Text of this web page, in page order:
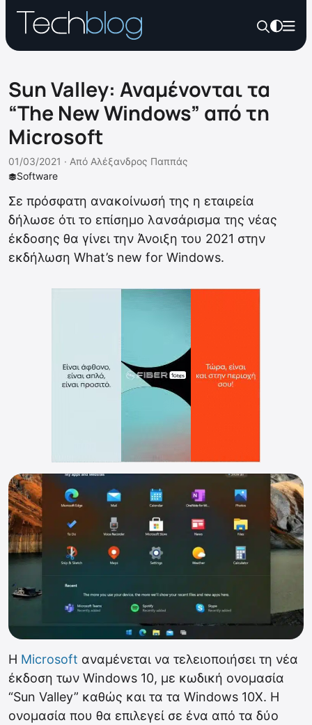
Sun Valley: Αναμένονται τα
“The New Windows” από τη
Microsoft
Software
01/03/2021 · Από Αλέξανδρος Παππάς
Σε πρόσφατη ανακοίνωσή της η εταιρεία
δήλωσε ότι το επίσημο λανσάρισμα της νέας
έκδοσης θα γίνει την Άνοιξη του 2021 στην
εκδήλωση What’s new for Windows.
H Microsoft αναμένεται να τελειοποιήσει τη νέα
έκδοση των Windows 10, με κωδική ονομασία
“Sun Valley” καθώς και τα τα Windows 10X. Η
ονομασία που θα επιλεγεί σε ένα από τα δύο